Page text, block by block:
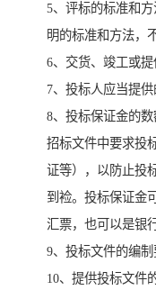
5、评标的标准和
明的标准和方法，
6、交货、竣工或提
7、投标人应当提供
8、投标保证金的
招标文件中要求投
证等），以防止投
到裣。投标保证金
汇票，也可以是银
9、投标文件的编制
10、提供投标文件